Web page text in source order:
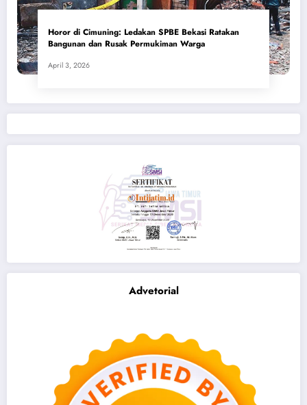
Horor di Cimuning: Ledakan SPBE Bekasi Ratakan
Bangunan dan Rusak Permukiman Warga
April 3, 2026
Advetorial